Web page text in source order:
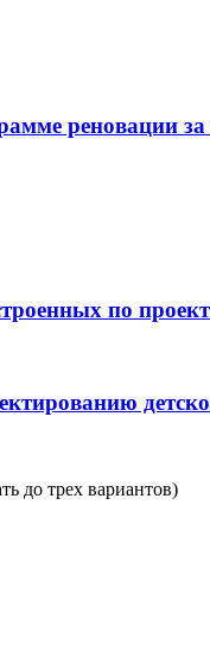
реновации за
по
до трех вариантов)